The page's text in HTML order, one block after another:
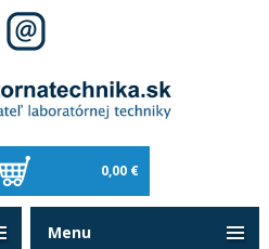
0,00 €
Menu